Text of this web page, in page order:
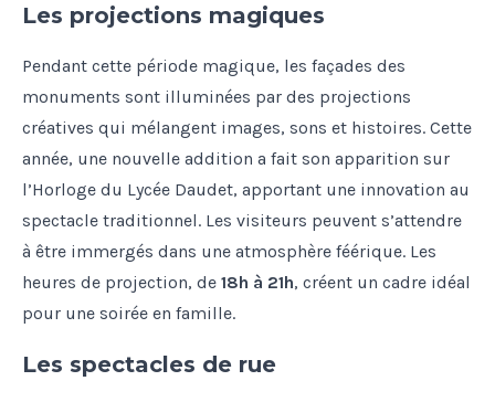
Les projections magiques
Pendant cette période magique, les façades des
monuments sont illuminées par des projections
créatives qui mélangent images, sons et histoires. Cette
année, une nouvelle addition a fait son apparition sur
l’Horloge du Lycée Daudet, apportant une innovation au
spectacle traditionnel. Les visiteurs peuvent s’attendre
à être immergés dans une atmosphère féérique. Les
heures de projection, de 18h à 21h, créent un cadre idéal
pour une soirée en famille.
Les spectacles de rue